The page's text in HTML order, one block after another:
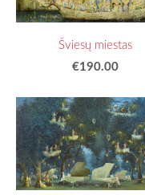
Šviesų miestas
€190.00